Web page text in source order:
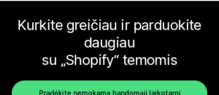
Kurkite greičiau ir parduokite
daugiau
su „Shopify“ temomis
Pradėkite nemokamą bandomąjį laikotarpį